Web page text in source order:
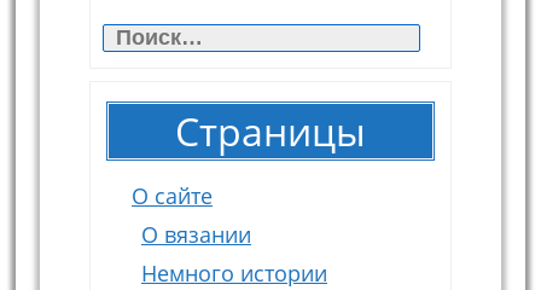
Найти:
Страницы
О сайте
О вязании
Немного истории